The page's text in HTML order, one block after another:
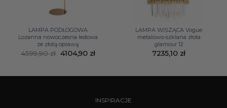
LAMPA PODŁOGOWA
Lozanna nowoczesna ledowa
ze złotą oprawą
4599,90zł Pierwotna
4104,90 złAktualna
LAMPA WISZĄCA Vogue
metalowo-szklana złota
glamour 12
7235,10 zł
INSPIRACJE